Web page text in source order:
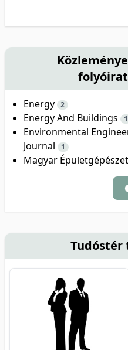
Energy 2
Energy And Buildings 1
Environmental
Journal
1
Magyar Épületgépészet
Tudóstér